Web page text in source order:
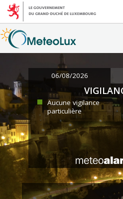
06/08/2026
Aucune vigilance
particulière